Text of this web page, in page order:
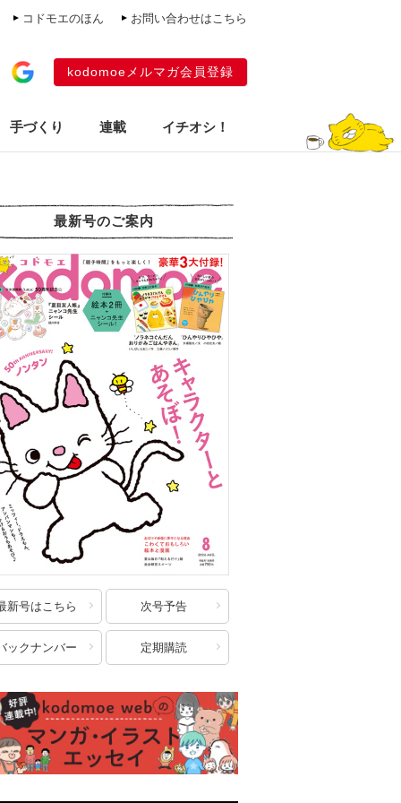
コドモエのほん お問い合わせはこちら
kodomoeメルマガ会員登録
手づくり 連載 イチオシ！
最新号のご案内
新号はこちら 次号予告
ックナンバー 定期購読